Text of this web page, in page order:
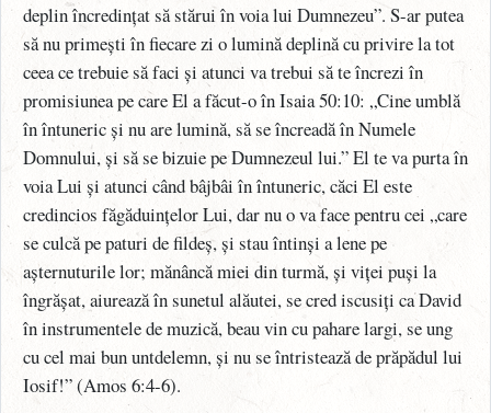
deplin încredințat să stărui în voia lui Dumnezeu”. S-ar putea
să nu primești în fiecare zi o lumină deplină cu privire la tot
ceea ce trebuie să faci și atunci va trebui să te încrezi în
promisiunea pe care El a făcut-o în Isaia 50:10: „Cine umblă
în întuneric și nu are lumină, să se încreadă în Numele
Domnului, și să se bizuie pe Dumnezeul lui.” El te va purta în
voia Lui și atunci când bâjbâi în întuneric, căci El este
credincios făgăduințelor Lui, dar nu o va face pentru cei „care
se culcă pe paturi de fildeș, și stau întinși a lene pe
așternuturile lor; mănâncă miei din turmă, și viței puși la
îngrășat, aiurează în sunetul alăutei, se cred iscusiți ca David
în instrumentele de muzică, beau vin cu pahare largi, se ung
cu cel mai bun untdelemn, și nu se întristează de prăpădul lui
Iosif!” (Amos 6:4-6).